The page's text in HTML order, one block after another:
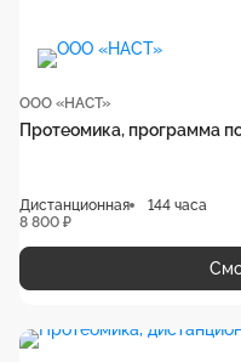
ООО «НАСТ»
Протеомика, программа
Дистанционная
144 часа
8 800 ₽